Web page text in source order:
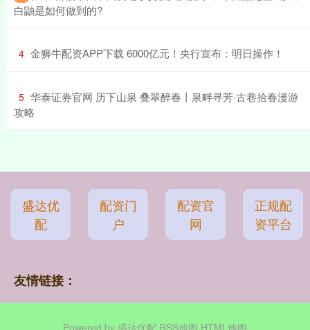
白鼬是如何做到的?
4 ​金狮牛配资APP下载 6000亿元！央行宣布：明日操作！
5 ​华泰证券官网 历下山泉 叠翠醉春丨泉畔寻芳·古巷拾春漫游
攻略
盛达优
配
配资门
户
配资官
网
正规配
资平台
友情链接：
Powered by 盛达优配 RSS地图 HTML地图